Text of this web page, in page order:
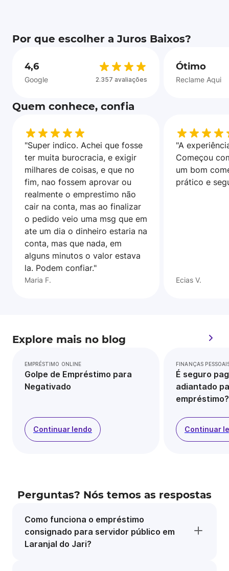
Por que escolher a Juros Baixos?
4,6
Google 2.357 avaliações
Ótimo
Reclame Aqui
Quem conhece, confia
"Super indico. Achei que fosse
ter muita burocracia, e exigir
milhares de coisas, e que no
fim, nao fossem aprovar ou
realmente o emprestimo não
cair na conta, mas ao finalizar
o pedido veio uma msg que em
ate um dia o dinheiro estaria na
conta, mas que nada, em
alguns minutos o valor estava
la. Podem confiar."
Maria F.
"A
Começou
um bom
prático e
Ecias V.
Explore mais no blog
EMPRÉSTIMO ONLINE
Golpe de Empréstimo para
Negativado
Continuar lendo
FINANÇAS
É seguro
adiantado
empréstimo?
Continuar
Perguntas? Nós temos as respostas
Como funciona o empréstimo
consignado para servidor público em
Laranjal do Jari?